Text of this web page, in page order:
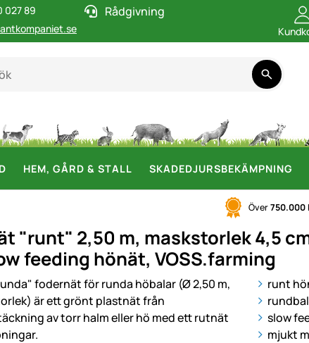
027 89
Rådgivning
HEM, GÅRD & STALL SKADEDJURSBEKÄMPNING
Över750.000
"runt" 2,50 m, maskstorlek 4,5
feeding hönät, VOSS.farming
runt
slow
mjukt